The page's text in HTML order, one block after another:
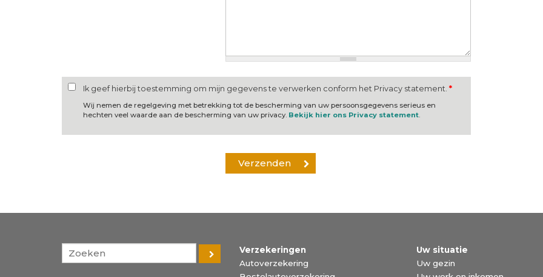
Ik geef hierbij toestemming om mijn gegevens te verwerken conform het Privacy statement. *
Wij nemen de regelgeving met betrekking tot de bescherming van uw persoonsgegevens serieus en
hechten veel waarde aan de bescherming van uw privacy. Bekijk hier ons Privacy statement.
Verzekeringen
Autoverzekering
Uw situatie
Uw gezin